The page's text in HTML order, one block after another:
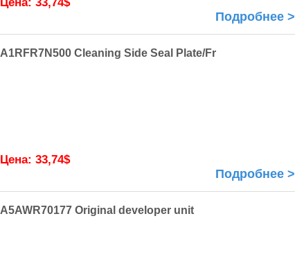
Подробнее >
A1RFR7N500 Cleaning Side Seal Plate/Fr
Цена: 33,74$
Подробнее >
A5AWR70177 Original developer unit